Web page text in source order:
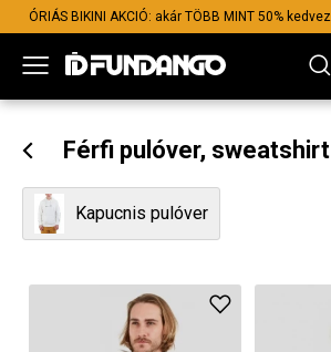
ÓRIÁS BIKINI AKCIÓ: akár TÖBB MINT 50%
Férfi pulóver, sweatshirt
Kapucnis pulóver